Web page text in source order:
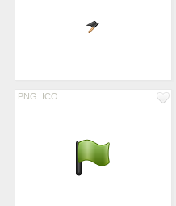
PNG ICO